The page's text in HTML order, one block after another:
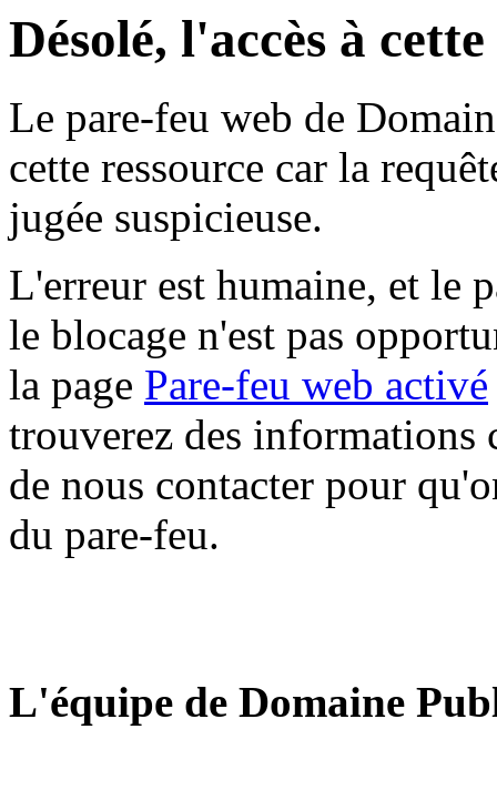
Désolé, l'accès à
Le pare-feu web de
cette ressource car la
jugée suspicieuse.
L'erreur est humaine, et le
le blocage n'est pas
la page Pare-feu web activé
trouverez des informations
de nous contacter pour
du pare-feu.
L'équipe de Domaine